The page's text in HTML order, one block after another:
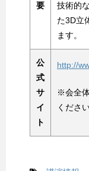
要
技術的
た3D立
ます。
公
式
サ
イ
ト
http://
※会全
ください